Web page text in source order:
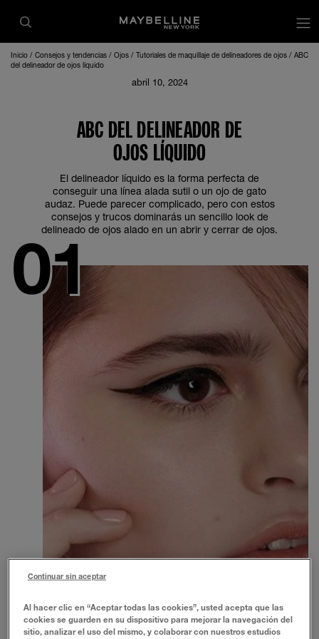
Inicio Consejos y tendencias Ojos Tutoriales de maquillaje de delineadores de ojos
ABC
del delineador de ojos líquido
abril 10, 2024
ABC DEL DELINEADOR DE
OJOS LÍQUIDO
El delineador líquido es la forma perfecta de
conseguir una línea alada sutil o un ojo de gato
audaz. Puede parecer complicado, pero con estos
consejos y trucos dominarás un sencillo look de
delineado de ojos alado en un abrir y cerrar de ojos.
Al hacer clic en “Aceptar todas las cookies”, usted acepta que las
cookies se guarden en su dispositivo para mejorar la navegación del
sitio, analizar el uso del mismo, y colaborar con nuestros estudios
Continuar sin aceptar